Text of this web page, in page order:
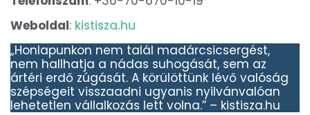
Weboldal: kistisza.hu
„Honlapunkon nem talál madárcsicsergést,
nem hallhatja a nádas suhogását, sem az
ártéri erdő zúgását. A körülöttünk lévő valóság
szépségeit visszaadni ugyanis nyilvánvalóan
lehetetlen vállalkozás lett volna.” – kistisza.hu